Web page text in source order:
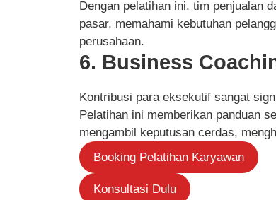
Dengan pelatihan ini, tim penjualan
pasar, memahami kebutuhan
perusahaan.
6. Business
Kontribusi para eksekutif sangat
Pelatihan ini memberikan panduan
mengambil keputusan cerdas,
Booking Pelatihan Karyawan
Konsultasi Dulu